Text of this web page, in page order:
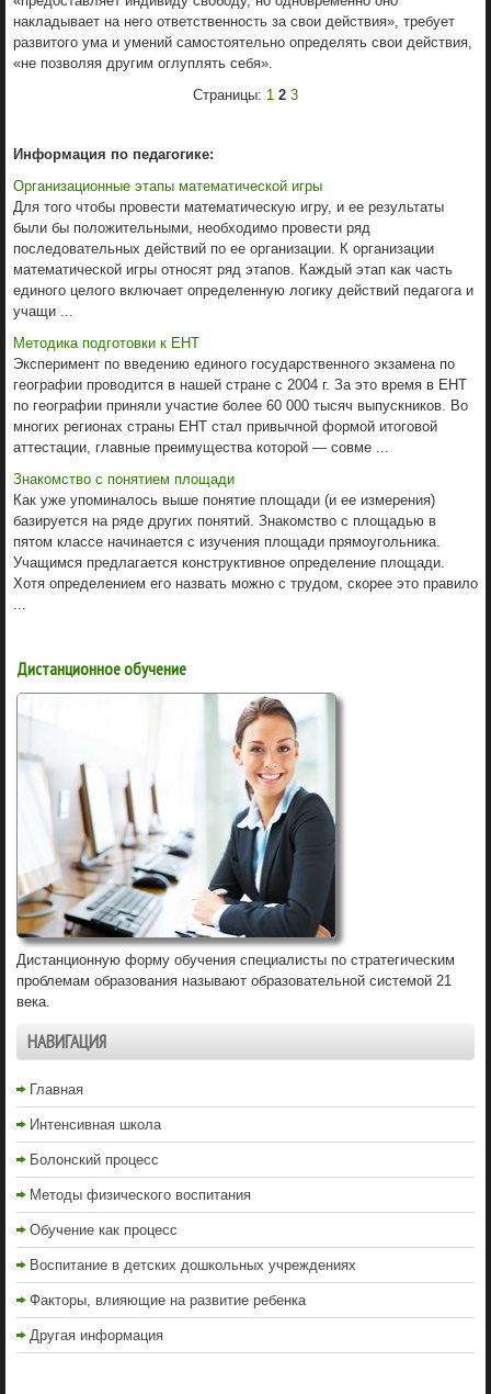
накладывает на него ответственность за свои действия», требует
развитого ума и умений самостоятельно определять свои действия,
«не позволяя другим оглуплять себя».
Страницы: 1 2 3
Информация по педагогике:
Организационные этапы математической игры
Для того чтобы провести математическую игру, и ее результаты
были бы положительными, необходимо провести ряд
последовательных действий по ее организации. К организации
математической игры относят ряд этапов. Каждый этап как часть
единого целого включает определенную логику действий педагога и
учащи ...
Методика подготовки к ЕНТ
Эксперимент по введению единого го­сударственного экзамена по
географии проводится в нашей стране с 2004 г. За это время в ЕНТ
по географии приняли учас­тие более 60 000 тысяч выпускников. Во
многих регионах страны ЕНТ стал привыч­ной формой итоговой
аттестации, главные преимущества которой — совме ...
Знакомство с понятием площади
Как уже упоминалось выше понятие площади (и ее измерения)
базируется на ряде других понятий. Знакомство с площадью в
пятом классе начинается с изучения площади прямоугольника.
Учащимся предлагается конструктивное определение площади.
Хотя определением его назвать можно с трудом, скорее это правило
Дистанционное обучение
Дистанционную форму обучения специалисты по стратегическим
проблемам образования называют образовательной системой 21
века.
НАВИГАЦИЯ
Главная
Интенсивная школа
Болонский процесс
Методы физического воспитания
Обучение как процесс
Воспитание в детских дошкольных учреждениях
Факторы, влияющие на развитие ребенка
Другая информация